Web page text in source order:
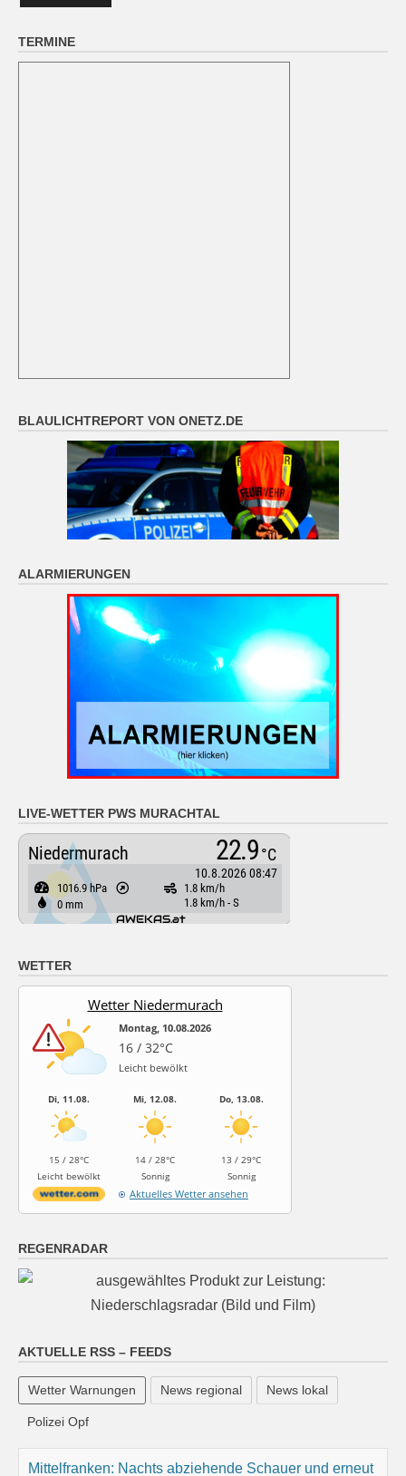
TERMINE
BLAULICHTREPORT VON ONETZ.DE
ALARMIERUNGEN
LIVE-WETTER PWS MURACHTAL
WETTER
Wetter Niedermurach
Montag, 10.08.2026
16 / 32°C
Leicht bewölkt
Di, 11.08.
15 / 28°C
Leicht bewölkt
Mi, 12.08.
14 / 28°C
Sonnig
Do, 13.08.
13 / 29°C
Sonnig
Aktuelles Wetter ansehen
REGENRADAR
AKTUELLE RSS – FEEDS
Wetter Warnungen News regional News lokal
Polizei Opf
Mittelfranken: Nachts abziehende Schauer und erneut
aufklarender Himmel, Abkühlung auf 19 bis 16 Grad.